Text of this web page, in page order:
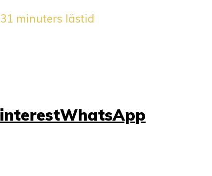
1 minuters lästid
WhatsApp